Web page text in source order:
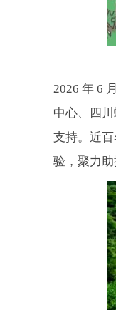
2026 年 6 月
中心、四
支持。近
验，聚力助